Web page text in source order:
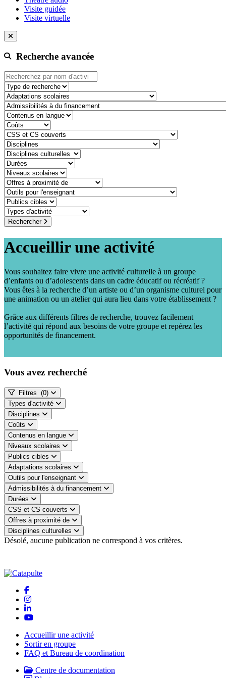
Visite guidée
Visite virtuelle
Recherche avancée
Type de recherche
adaptation-scolaire
admissibilite-a-du-financement
contenu-en-langue
cout
css-et-cs-couvert
discipline
discipline-culturelle
duree
niveaux-scolaires
offre-a-proximite-de
outil-pour-lenseignant
public-cible
type-dactivite
Rechercher
Accueillir une activité
Vous souhaitez faire vivre une activité culturelle à un groupe
d’enfants ou d’adolescents dans un cadre éducatif ou récréatif ?
Vous êtes à la recherche d’un artiste ou d’un organisme culturel pour
une animation ou un atelier qui aura lieu dans votre établissement ?
Grâce aux différents filtres de recherche, trouvez facilement
l’activité qui répond aux besoins de votre groupe et repérez les
opportunités de financement.
Vous avez recherché
Filtres (0)
Types d'activité
Disciplines
Coûts
Contenus en langue
Niveaux scolaires
Publics cibles
Adaptations scolaires
Outils pour l'enseignant
Admissibilités à du financement
Durées
CSS et CS couverts
Offres à proximité de
Disciplines culturelles
Désolé, aucune publication ne correspond à vos critères.
Accueillir une activité
Sortir en groupe
FAQ et Bureau de coordination
Centre de documentation